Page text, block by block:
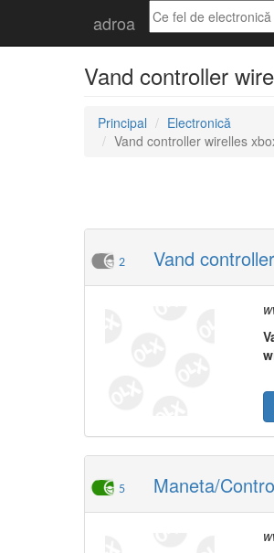
adroa
Vand controller
Principal
Electronică
Vand controller wirelles
2 Vand
5 Maneta/